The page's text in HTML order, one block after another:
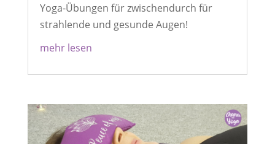
Yoga-Übungen für zwischendurch für
strahlende und gesunde Augen!
mehr lesen